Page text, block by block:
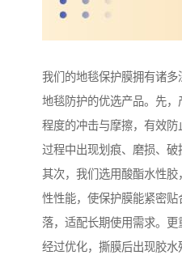
我们的地毯保护膜拥有诸
地毯防护的优选产品。先
程度的冲击与摩擦，有效
过程中出现划痕、磨损、破
其次，我们选用酸酯水性
性性能，使保护膜能紧密
落，适配长期使用需求。
经过优化，撕膜后出现胶